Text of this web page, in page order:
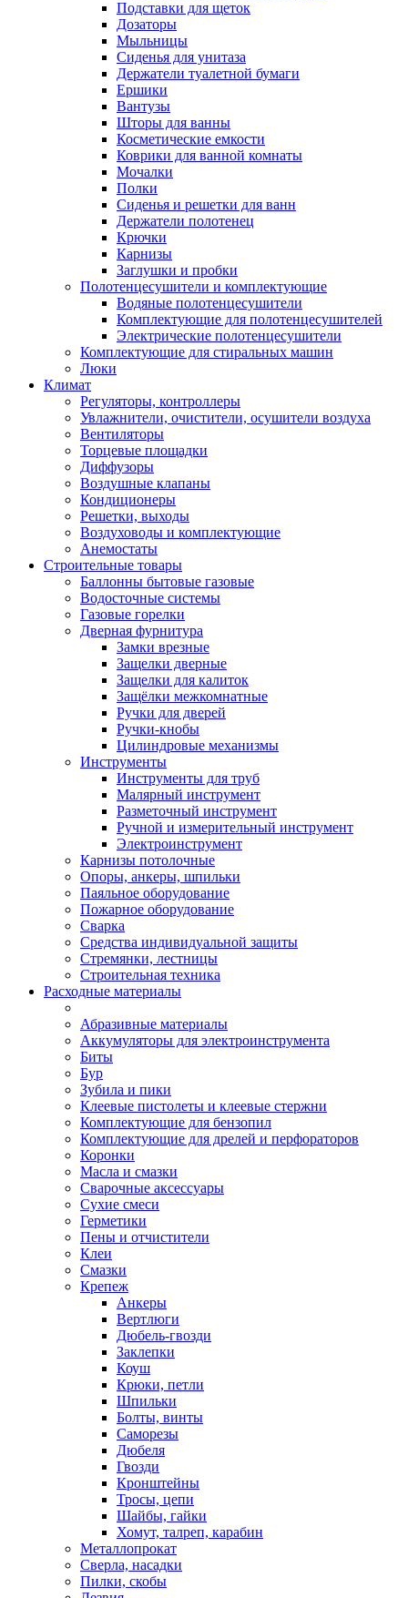
Подставки для щеток
Дозаторы
Мыльницы
Сиденья для унитаза
Держатели туалетной бумаги
Ершики
Вантузы
Шторы для ванны
Косметические емкости
Коврики для ванной комнаты
Мочалки
Полки
Сиденья и решетки для ванн
Держатели полотенец
Крючки
Карнизы
Заглушки и пробки
Полотенцесушители и комплектующие
Водяные полотенцесушители
Комплектующие для полотенцесушителей
Электрические полотенцесушители
Комплектующие для стиральных машин
Люки
Климат
Регуляторы, контроллеры
Увлажнители, очистители, осушители воздуха
Вентиляторы
Торцевые площадки
Диффузоры
Воздушные клапаны
Кондиционеры
Решетки, выходы
Воздуховоды и комплектующие
Анемостаты
Строительные товары
Баллонны бытовые газовые
Водосточные системы
Газовые горелки
Дверная фурнитура
Замки врезные
Защелки дверные
Защелки для калиток
Защёлки межкомнатные
Ручки для дверей
Ручки-кнобы
Цилиндровые механизмы
Инструменты
Инструменты для труб
Малярный инструмент
Разметочный инструмент
Ручной и измерительный инструмент
Электроинструмент
Карнизы потолочные
Опоры, анкеры, шпильки
Паяльное оборудование
Пожарное оборудование
Сварка
Средства индивидуальной защиты
Стремянки, лестницы
Строительная техника
Расходные материалы
Абразивные материалы
Аккумуляторы для электроинструмента
Биты
Бур
Зубила и пики
Клеевые пистолеты и клеевые стержни
Комплектующие для бензопил
Комплектующие для дрелей и перфораторов
Коронки
Масла и смазки
Сварочные аксессуары
Сухие смеси
Герметики
Пены и отчистители
Клеи
Смазки
Крепеж
Анкеры
Вертлюги
Дюбель-гвозди
Заклепки
Коуш
Крюки, петли
Шпильки
Болты, винты
Саморезы
Дюбеля
Гвозди
Кронштейны
Тросы, цепи
Шайбы, гайки
Хомут, талреп, карабин
Металлопрокат
Сверла, насадки
Пилки, скобы